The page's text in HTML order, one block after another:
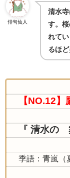
俳句仙人
清水
す。
れて
るほ
【NO.12】
『 清水の
季語：青嵐（